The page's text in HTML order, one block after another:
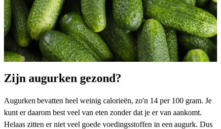
Zijn augurken gezond?
Augurken bevatten heel weinig calorieën, zo'n 14 per 100 gram. Je
kunt er daarom best veel van eten zonder dat je er van aankomt.
Helaas zitten er niet veel goede voedingsstoffen in een augurk. Dus